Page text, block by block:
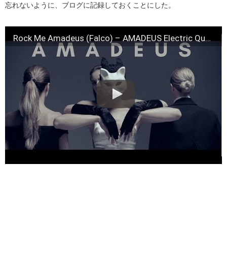
忘れないように、ブログに記録しておくことにした。
Rock Me Amadeus (Falco) – AMADEUS Electric Quartet